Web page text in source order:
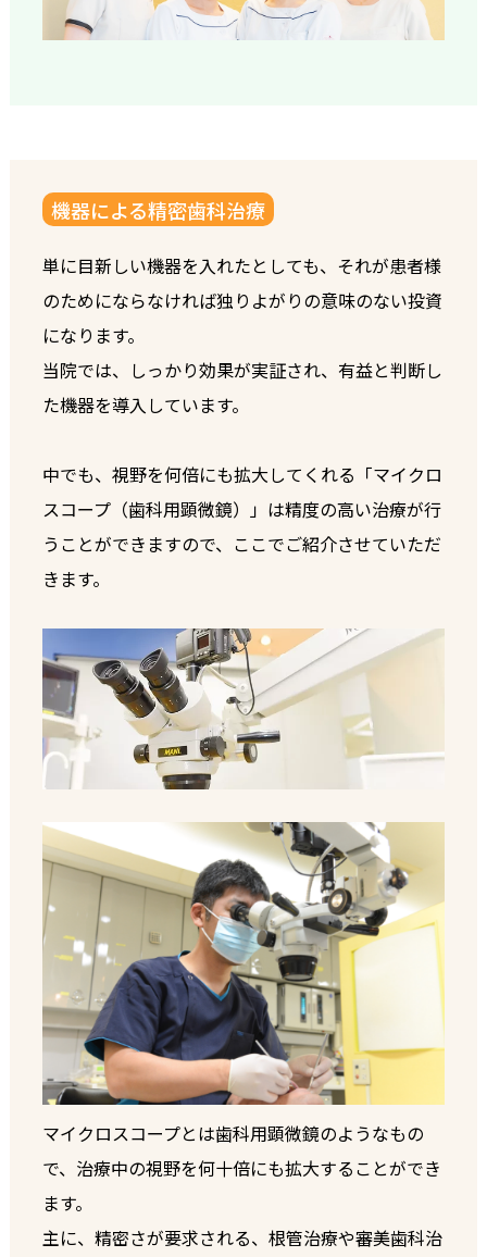
機器による精密歯科治療
単に目新しい機器を入れたとしても、それが患者様
のためにならなければ独りよがりの意味のない投資
になります。
当院では、しっかり効果が実証され、有益と判断し
た機器を導入しています。
中でも、視野を何倍にも拡大してくれる「マイクロ
スコープ（歯科用顕微鏡）」は精度の高い治療が行
うことができますので、ここでご紹介させていただ
きます。
マイクロスコープとは歯科用顕微鏡のようなもの
で、治療中の視野を何十倍にも拡大することができ
ます。
主に、精密さが要求される、根管治療や審美歯科治